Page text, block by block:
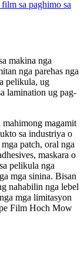
makina nga
nga parehas nga
pelikula, ug
lamination ug pag-
magamit
sa industriya o
patch, oral nga
maskara o
pelikula nga
mga sinina. Bisan
nahabilin nga lebel
mga limitasyon
Film Hoch Mow